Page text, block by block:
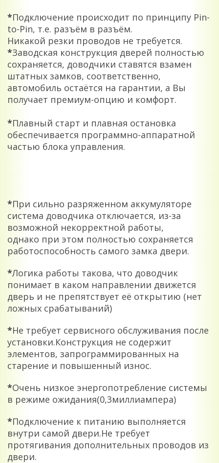
*Подключение происходит по принципу Pin-
to-Pin, т.е. разъём в разъём.
Никакой резки проводов не требуется.
*Заводская конструкция дверей полностью
сохраняется, доводчики ставятся взамен
штатных замков, соответственно,
автомобиль остаётся на гарантии, а Вы
получает премиум-опцию и комфорт.
*Плавный старт и плавная остановка
обеспечивается программно-аппаратной
частью блока управления.
*При сильно разряженном аккумуляторе
система доводчика отключается, из-за
возможной некорректной работы,
однако при этом полностью сохраняется
работоспособность самого замка двери.
*Логика работы такова, что доводчик
понимает в каком направлении движется
дверь и не препятствует её открытию (нет
ложных срабатываний)
*Не требует сервисного обслуживания после
установки.Конструкция не содержит
элементов, запрограммированных на
старение и повышенный износ.
*Очень низкое энергопотребление системы
в режиме ожидания(0,3миллиампера)
*Подключение к питанию выполняется
внутри самой двери.Не требует
протягивания дополнительных проводов из
двери.